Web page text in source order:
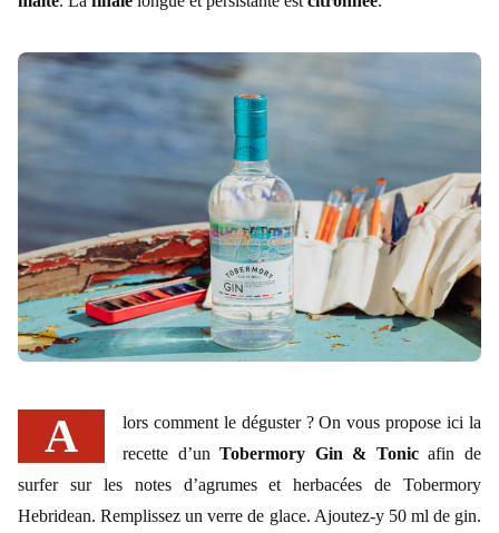
Alors comment le déguster ? On vous propose ici la recette d’unTobermory Gin & Tonicafin de
surfer sur les notes d’agrumes et herbacées de Tobermory
Hebridean. Remplissez un verre de glace. Ajoutez-y 50 ml de gin.